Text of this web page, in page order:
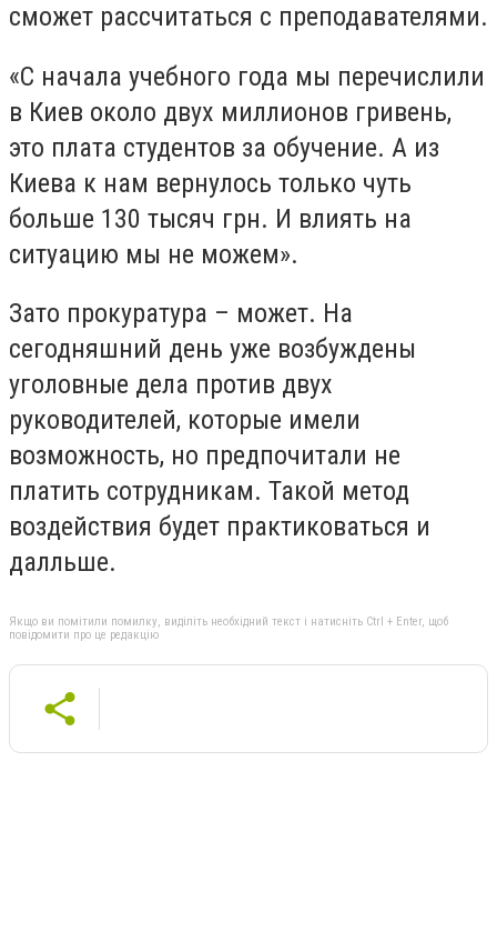
сможет рассчитаться с преподавателями.
«С начала учебного года мы перечислили
в Киев около двух миллионов гривень,
это плата студентов за обучение. А из
Киева к нам вернулось только чуть
больше 130 тысяч грн. И влиять на
ситуацию мы не можем».
Зато прокуратура – может. На
сегодняшний день уже возбуждены
уголовные дела против двух
руководителей, которые имели
возможность, но предпочитали не
платить сотрудникам. Такой метод
воздействия будет практиковаться и
далльше.
Якщо ви помітили помилку, виділіть необхідний текст і натисніть Ctrl + Enter, щоб
повідомити про це редакцію